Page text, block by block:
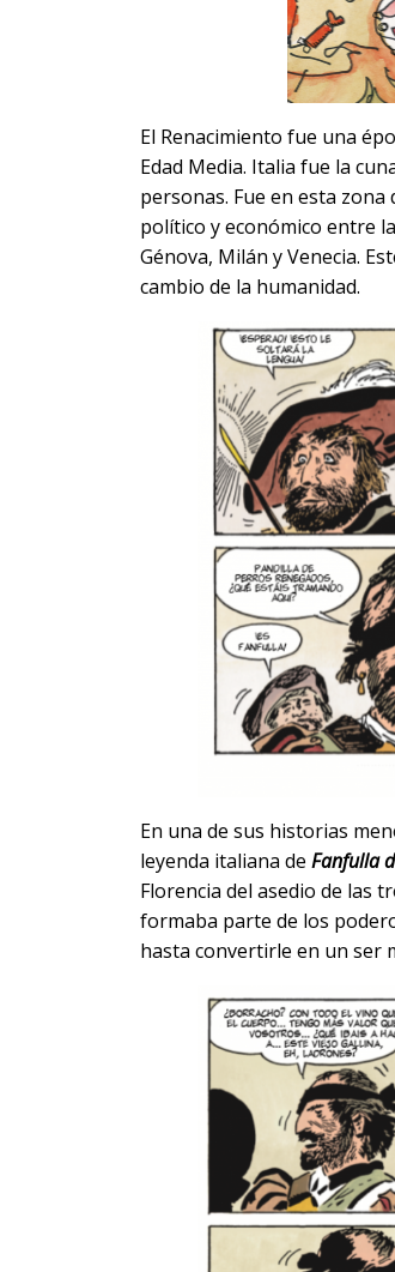
El Renacimiento fue una
Edad Media. Italia fue la
personas. Fue en esta
político y económico entre
Génova, Milán y Venecia.
cambio de la humanidad.
En una de sus historias
leyenda italiana de Fanfulla
Florencia del asedio de las
formaba parte de los
hasta convertirle en un ser